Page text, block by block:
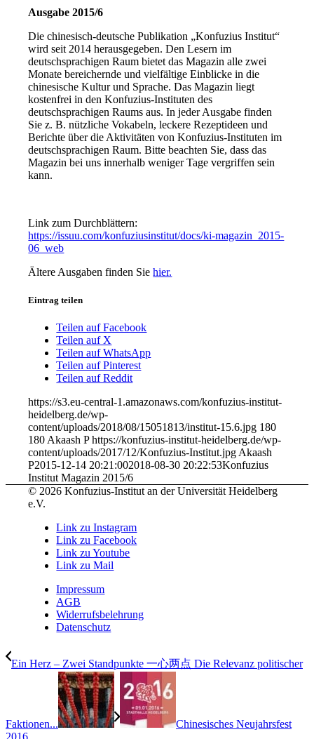
Ausgabe 2015/6
Die chinesisch-deutsche Publikation „Konfuzius Institut“
wird seit 2014 herausgegeben. Den Lesern im
deutschsprachigen Raum bietet das Magazin alle zwei
Monate bereichernde und vielfältige Einblicke in die
chinesische Kultur und Sprache. Das Magazin liegt
kostenfrei in den Konfuzius-Instituten des
deutschsprachigen Raums aus. In jeder Ausgabe finden
Sie z. B. nützliche Vokabeln, leckere Rezeptideen und
Berichte über die Aktivitäten von Konfuzius-Instituten im
deutschsprachigen Raum. Bitte beachten Sie, dass das
Magazin bei uns innerhalb weniger Tage vergriffen sein
kann.
Link zum Durchblättern:
https://issuu.com/konfuziusinstitut/docs/ki-magazin_2015-
06_web
Ältere Ausgaben finden Siehier.
Eintrag teilen
Teilen auf Facebook
Teilen auf X
Teilen auf WhatsApp
Teilen auf Pinterest
Teilen auf Reddit
https://s3.eu-central-1.amazonaws.com/konfuzius-institut-
heidelberg.de/wp-
content/uploads/2018/08/15051813/institut-15.6.jpg 180
180 Akaash P https://konfuzius-institut-heidelberg.de/wp-
content/uploads/2017/12/Konfuzius-Institut.jpg Akaash
P2015-12-14 20:21:002018-08-30 20:22:53Konfuzius
Institut Magazin 2015/6
© 2026 Konfuzius-Institut an der Universität Heidelberg
e.V.
Link zu Instagram
Link zu Facebook
Link zu Youtube
Link zu Mail
Impressum
AGB
Widerrufsbelehrung
Datenschutz
Ein Herz – Zwei Standpunkte 一心两点 Die Relevanz politischer
Faktionen...
Chinesisches Neujahrsfest
2016